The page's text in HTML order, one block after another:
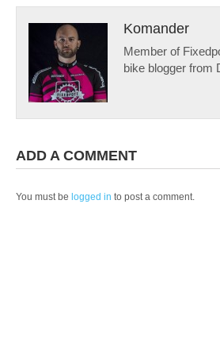
Komander
Member of
bike blogger from
ADD A COMMENT
You must be logged in to post a comment.